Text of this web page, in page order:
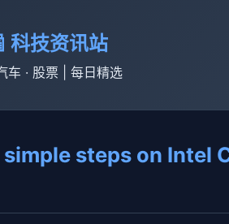
科技资讯站
车 · 股票 | 每日精选
steps on Intel